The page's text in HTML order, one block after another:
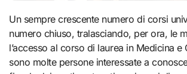
Un sempre crescente numero di corsi universitari è a
numero chiuso, tralasciando, per ora, le
l’accesso al corso di laurea in Medicina e
sono molte persone interessate a